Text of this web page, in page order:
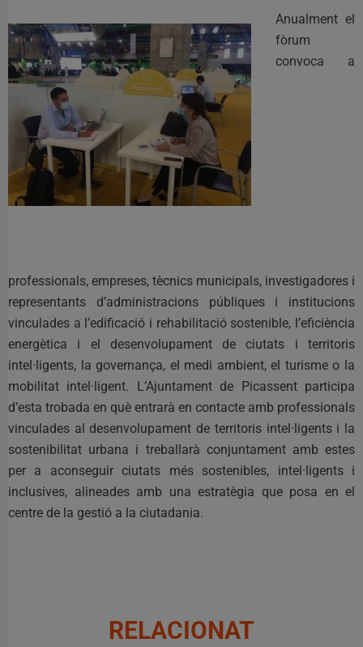
Anualment el
fòrum
convoca a
professionals, empreses, tècnics municipals, investigadores i
representants d’administracions públiques i institucions
vinculades a l’edificació i rehabilitació sostenible, l’eficiència
energètica i el desenvolupament de ciutats i territoris
intel·ligents, la governança, el medi ambient, el turisme o la
mobilitat intel·ligent. L’Ajuntament de Picassent participa
d’esta trobada en què entrarà en contacte amb professionals
vinculades al desenvolupament de territoris intel·ligents i la
sostenibilitat urbana i treballarà conjuntament amb estes
per a aconseguir ciutats més sostenibles, intel·ligents i
inclusives, alineades amb una estratègia que posa en el
centre de la gestió a la ciutadania.
RELACIONAT